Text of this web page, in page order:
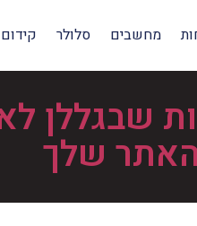
מחשבים סלולר
שבגללן
האתר שלך